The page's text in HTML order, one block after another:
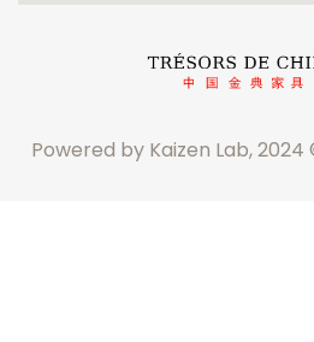
Powered by Kaizen Lab,